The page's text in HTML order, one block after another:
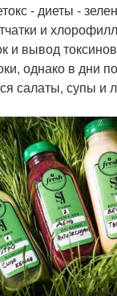
- диеты -
и
и вывод
однако в дни
салаты, супы и